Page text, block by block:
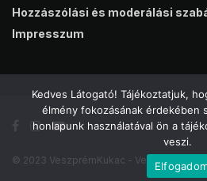
Hozzászólási és moderálási
Impresszum
© 2023 VeszprémKukac - Veszprém
Kedves Látogató! Tájékoztatjuk,
élmény fokozásának érdekében
honlapunk használatával ön a
veszi.